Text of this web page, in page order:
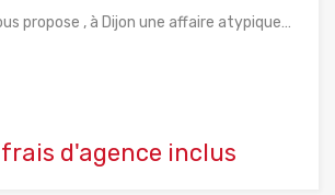
propose , à Dijon une affaire atypique…
d'agence inclus